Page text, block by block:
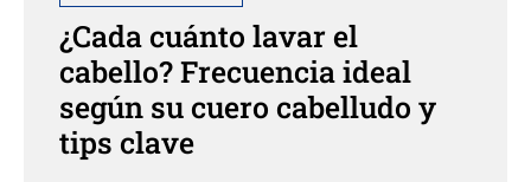
¿Cada cuánto lavar el
cabello? Frecuencia ideal
según su cuero cabelludo y
tips clave